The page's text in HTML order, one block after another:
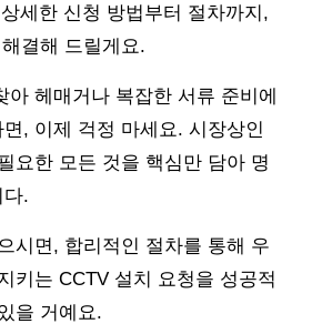
세한 신청 방법부터 절차까지,
결해 드릴게요.
아 헤매거나 복잡한 서류 준비에
, 이제 걱정 마세요. 시장상인
요한 모든 것을 핵심만 담아 명
다.
시면, 합리적인 절차를 통해 우
키는 CCTV 설치 요청을 성공적
을 거예요.